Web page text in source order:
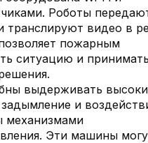
Роботы
видео в
пожарным
ситуацию и принимать
выдерживать
и
механизмами
Эти машины